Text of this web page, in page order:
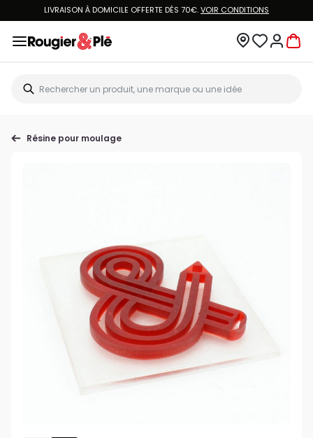
LIVRAISON À DOMICILE OFFERTE DÈS 70€.VOIR CONDITIONS
Résine pour moulage